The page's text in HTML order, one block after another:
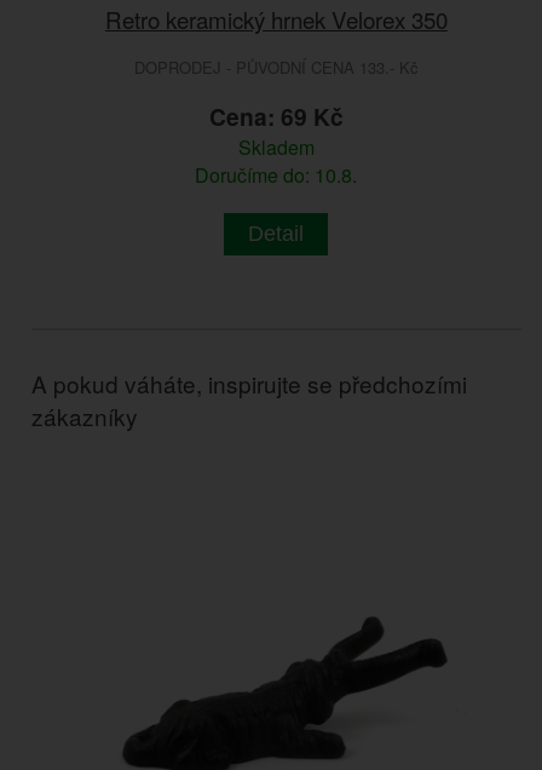
Retro keramický hrnek Velorex 350
DOPRODEJ - PŮVODNÍ CENA 133.- Kč
Cena: 69 Kč
Skladem
Doručíme do: 10.8.
Detail
A pokud váháte, inspirujte se předchozími
zákazníky